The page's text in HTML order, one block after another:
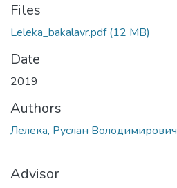
Files
Leleka_bakalavr.pdf(12 MB)
Date
2019
Authors
Лелека, Руслан Володимирович
Advisor